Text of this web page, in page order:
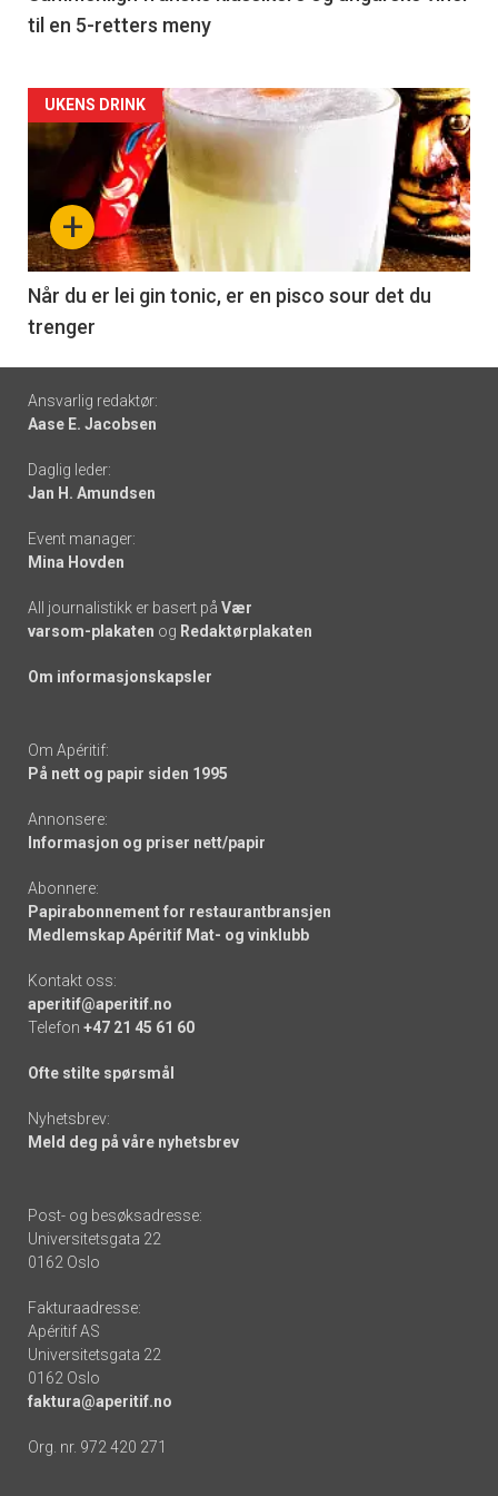
til en 5-retters meny
Forsiden
akkurat
nå
-
6
+
UKENS DRINK
Når du er lei gin tonic, er en pisco sour det du
trenger
Footer
-
links
Ansvarlig redaktør:
Aase E. Jacobsen
Daglig leder:
Jan H. Amundsen
Event manager:
Mina Hovden
All journalistikk er basert på Vær
varsom-plakaten og Redaktørplakaten
Om informasjonskapsler
Om Apéritif:
På nett og papir siden 1995
Annonsere:
Informasjon og priser nett/papir
Abonnere:
Papirabonnement for restaurantbransjen
Medlemskap Apéritif Mat- og vinklubb
Kontakt oss:
aperitif@aperitif.no
Telefon +47 21 45 61 60
Ofte stilte spørsmål
Nyhetsbrev:
Meld deg på våre nyhetsbrev
Post- og besøksadresse:
Universitetsgata 22
0162 Oslo
Fakturaadresse:
Apéritif AS
Universitetsgata 22
0162 Oslo
faktura@aperitif.no
Org. nr. 972 420 271